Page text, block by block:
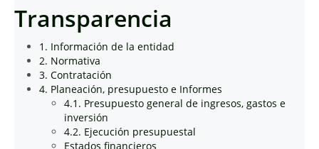
Transparencia
1. Información de la entidad
2. Normativa
3. Contratación
4. Planeación, presupuesto e Informes
4.1. Presupuesto general de ingresos, gastos e
inversión
4.2. Ejecución presupuestal
Estados financieros